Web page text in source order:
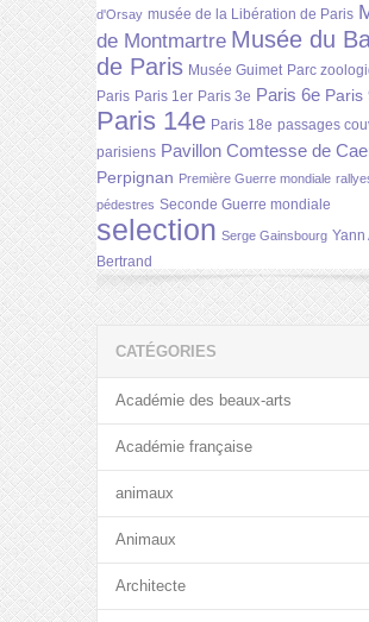
d'Orsay musée de la Libération de Paris
de Montmartre Musée du
de Paris Musée Guimet Parc
Paris Paris 1er Paris 3e Paris 6e Paris
Paris 14e Paris 18e passages
parisiens Pavillon Comtesse de
Perpignan Première Guerre mondiale
pédestres Seconde Guerre mondiale
selection Serge Gainsbourg Yann
Bertrand
CATÉGORIES
Académie des beaux-arts
Académie française
animaux
Animaux
Architecte